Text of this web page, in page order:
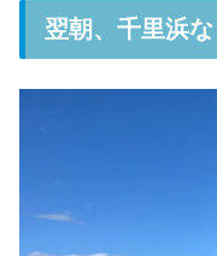
翌朝、千里浜